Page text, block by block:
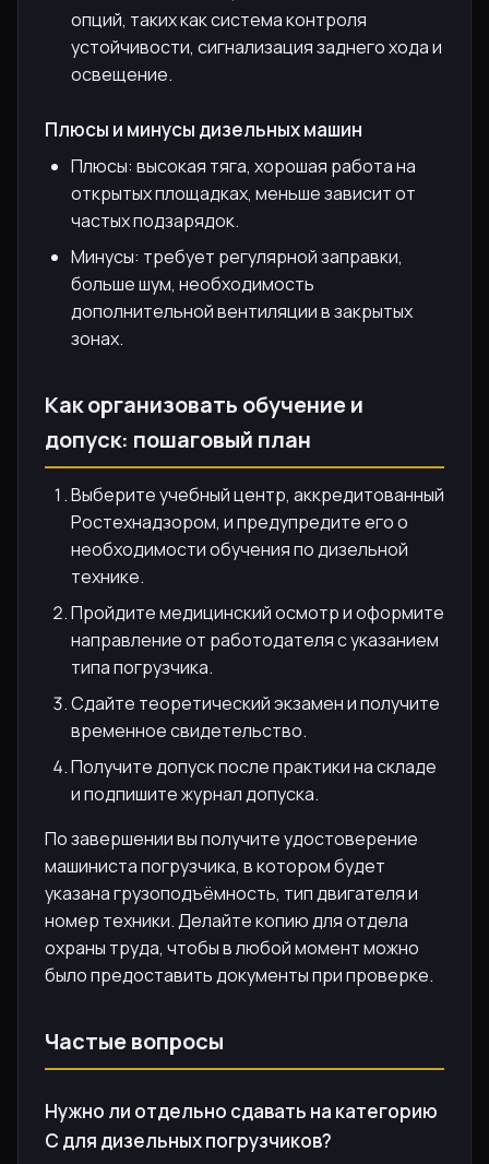
опций, таких как система контроля
устойчивости, сигнализация заднего хода и
освещение.
Плюсы и минусы дизельных машин
Плюсы: высокая тяга, хорошая работа на
открытых площадках, меньше зависит от
частых подзарядок.
Минусы: требует регулярной заправки,
больше шум, необходимость
дополнительной вентиляции в закрытых
зонах.
Как организовать обучение и
допуск: пошаговый план
Выберите учебный центр, аккредитованный
Ростехнадзором, и предупредите его о
необходимости обучения по дизельной
технике.
Пройдите медицинский осмотр и оформите
направление от работодателя с указанием
типа погрузчика.
Сдайте теоретический экзамен и получите
временное свидетельство.
Получите допуск после практики на складе
и подпишите журнал допуска.
По завершении вы получите удостоверение
машиниста погрузчика, в котором будет
указана грузоподъёмность, тип двигателя и
номер техники. Делайте копию для отдела
охраны труда, чтобы в любой момент можно
было предоставить документы при проверке.
Частые вопросы
Нужно ли отдельно сдавать на категорию
C для дизельных погрузчиков?